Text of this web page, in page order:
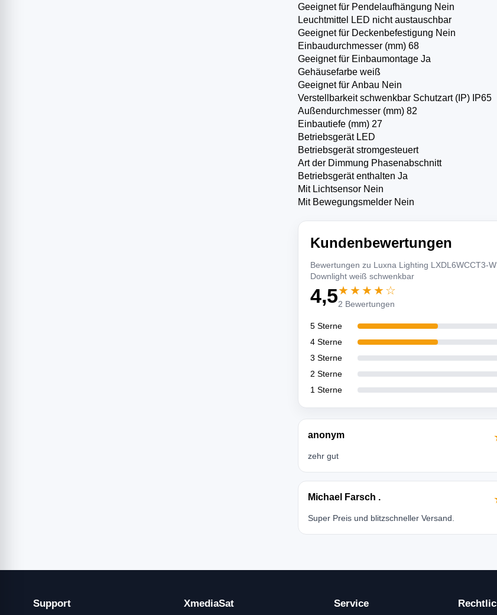
Geeignet für Pendelaufhängung Nein
Leuchtmittel LED nicht austauschbar
Geeignet für Deckenbefestigung Nein
Einbaudurchmesser (mm) 68
Geeignet für Einbaumontage Ja
Gehäusefarbe weiß
Geeignet für Anbau Nein
Verstellbarkeit schwenkbar Schutzart (IP) IP65
Außendurchmesser (mm) 82
Einbautiefe (mm) 27
Betriebsgerät LED­
Betriebsgerät stromgesteuert
Art der Dimmung Phasenabschnitt
Betriebsgerät enthalten Ja
Mit Lichtsensor Nein
Mit Bewegungsmelder Nein
Kundenbewertungen
Bewertungen zu Luxna Lighting LXDL6WCCT3-
Downlight weiß schwenkbar
4,5★★★★☆
2 Bewertungen
5 Sterne
4 Sterne
3 Sterne
2 Sterne
1 Sterne
anonym
zehr gut
Michael Farsch .
Super Preis und blitzschneller Versand.
Support XmediaSat Service